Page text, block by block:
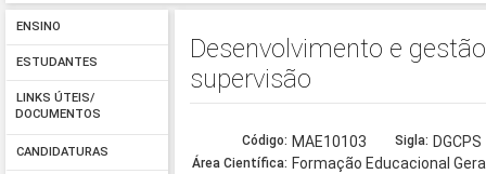
ENSINO
ESTUDANTES
LINKS ÚTEIS/
DOCUMENTOS
CANDIDATURAS
Desenvolvimento e
supervisão
Código: MAE10103 Sigla: DGCPS
Área Científica: Formação Educacional